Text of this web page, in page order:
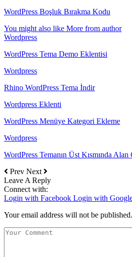
WordPress Boşluk Bırakma Kodu
You might also like More from author
Wordpress
WordPress Tema Demo Eklentisi
Wordpress
Rhino WordPress Tema İndir
Wordpress Eklenti
WordPress Menüye Kategori Ekleme
Wordpress
WordPress Temanın Üst Kısmında Alan
Prev Next
Leave A Reply
Connect with:
Login with Facebook Login with
Your email address will not be published.